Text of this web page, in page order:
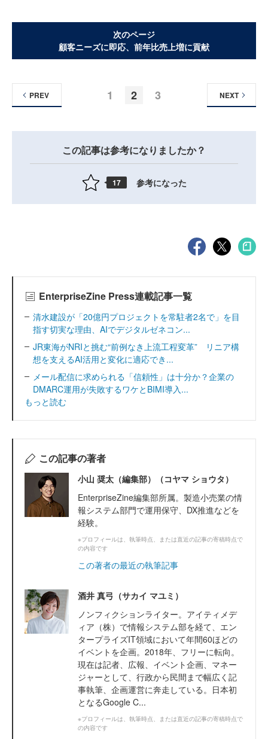
次のページ
顧客ニーズに即応、前年比売上増に貢献
1 2 3
PREV NEXT
この記事は参考になりましたか？
17 参考になった
EnterpriseZine Press連載記事一覧
清水建設が「20億円プロジェクトを常駐者2名で」を目
指す切実な理由、AIでデジタルゼネコン...
JR東海がNRIと挑む“前例なき上流工程変革” リニア構
想を支えるAI活用と変化に適応でき...
メール配信に求められる「信頼性」は十分か？企業の
DMARC運用が失敗するワケとBIMI導入...
もっと読む
この記事の著者
小山 奨太（編集部）（コヤマ ショウタ）
EnterpriseZine編集部所属。製造小売業の情
報システム部門で運用保守、DX推進などを
経験。
※プロフィールは、執筆時点、または直近の記事の寄稿時点で
の内容です
この著者の最近の執筆記事
酒井 真弓（サカイ マユミ）
ノンフィクションライター。アイティメデ
ィア（株）で情報システム部を経て、エン
タープライズIT領域において年間60ほどの
イベントを企画。2018年、フリーに転向。
現在は記者、広報、イベント企画、マネー
ジャーとして、行政から民間まで幅広く記
事執筆、企画運営に奔走している。日本初
となるGoogle C...
※プロフィールは、執筆時点、または直近の記事の寄稿時点で
の内容です